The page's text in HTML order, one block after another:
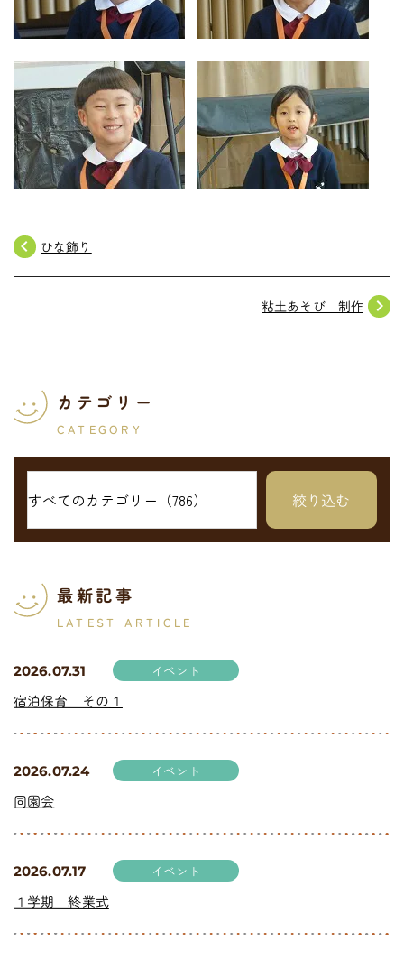
navigate_before ひな飾り
navigate_next
粘土あそび 制作
カテゴリー
CATEGORY
最新記事
LATEST ARTICLE
2026.07.31 イベント
宿泊保育 その１
2026.07.24 イベント
同園会
2026.07.17 イベント
１学期 終業式